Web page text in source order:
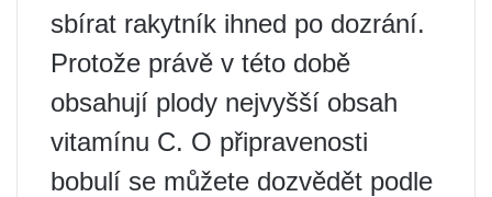
sbírat rakytník ihned po dozrání.
Protože právě v této době
obsahují plody nejvyšší obsah
vitamínu C. O připravenosti
bobulí se můžete dozvědět podle